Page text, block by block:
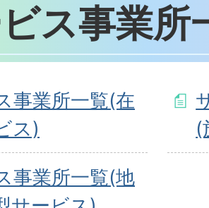
ス事業所
事業所一覧(在
ス)
(
事業所一覧(地